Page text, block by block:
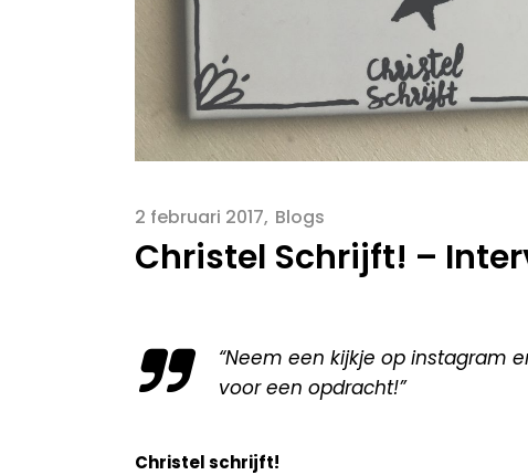
2 februari 2017 Blogs
Christel Schrijft! –
“Neem een kijkje op instagram
voor een opdracht!”
Christel schrijft!